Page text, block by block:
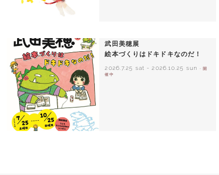
武田美穂展
絵本づくりはドキドキなのだ！
2026.7.25 sat -2026.10.25 sun
- 開
催中